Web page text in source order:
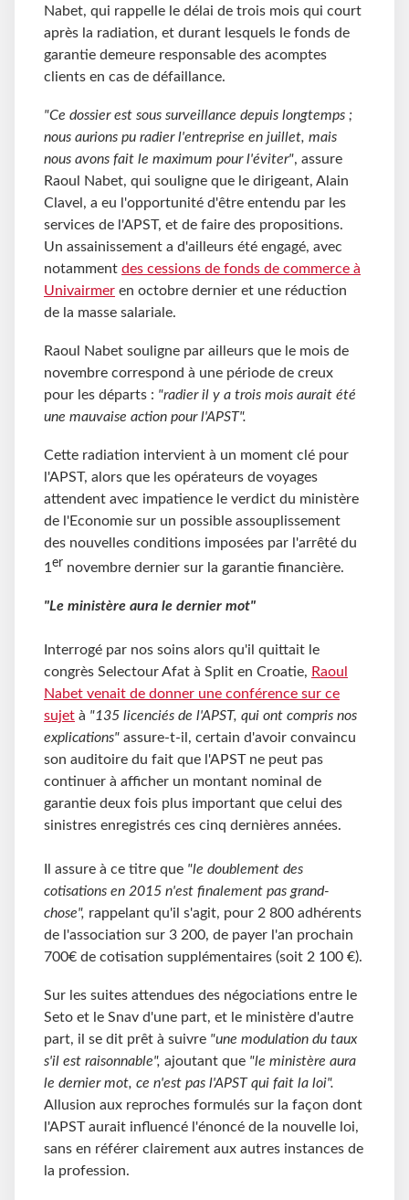
Nabet, qui rappelle le délai de trois mois qui court
après la radiation, et durant lesquels le fonds de
garantie demeure responsable des acomptes
clients en cas de défaillance.
"Ce dossier est sous surveillance depuis longtemps ;
nous aurions pu radier l'entreprise en juillet, mais
nous avons fait le maximum pour l'éviter", assure
Raoul Nabet, qui souligne que le dirigeant, Alain
Clavel, a eu l'opportunité d'être entendu par les
services de l'APST, et de faire des propositions.
Un assainissement a d'ailleurs été engagé, avec
notamment des cessions de fonds de commerce à
Univairmer en octobre dernier et une réduction
de la masse salariale.
Raoul Nabet souligne par ailleurs que le mois de
novembre correspond à une période de creux
pour les départs : "radier il y a trois mois aurait été
une mauvaise action pour l'APST".
Cette radiation intervient à un moment clé pour
l'APST, alors que les opérateurs de voyages
attendent avec impatience le verdict du ministère
de l'Economie sur un possible assouplissement
des nouvelles conditions imposées par l'arrêté du
1 er novembre dernier sur la garantie financière.
"Le ministère aura le dernier mot"
Interrogé par nos soins alors qu'il quittait le
congrès Selectour Afat à Split en Croatie, Raoul
Nabet venait de donner une conférence sur ce
sujet à "135 licenciés de l'APST, qui ont compris nos
explications" assure-t-il, certain d'avoir convaincu
son auditoire du fait que l'APST ne peut pas
continuer à afficher un montant nominal de
garantie deux fois plus important que celui des
sinistres enregistrés ces cinq dernières années.
Il assure à ce titre que "le doublement des
cotisations en 2015 n'est finalement pas grand-
chose", rappelant qu'il s'agit, pour 2 800 adhérents
de l'association sur 3 200, de payer l'an prochain
700€ de cotisation supplémentaires (soit 2 100 €).
Sur les suites attendues des négociations entre le
Seto et le Snav d'une part, et le ministère d'autre
part, il se dit prêt à suivre "une modulation du taux
s'il est raisonnable", ajoutant que "le ministère aura
le dernier mot, ce n'est pas l'APST qui fait la loi".
Allusion aux reproches formulés sur la façon dont
l'APST aurait influencé l'énoncé de la nouvelle loi,
sans en référer clairement aux autres instances de
la profession.